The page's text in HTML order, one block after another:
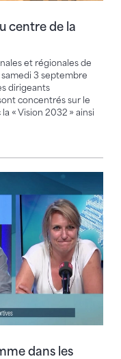
centre de la
et régionales de
3 septembre
dirigeants
concentrés sur le
« Vision 2032 » ainsi
dans les
dans les